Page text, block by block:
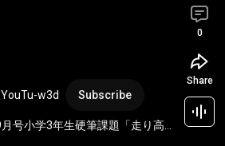
w3d Subscribe
号小学3年生硬筆課題「走り高
0
Share